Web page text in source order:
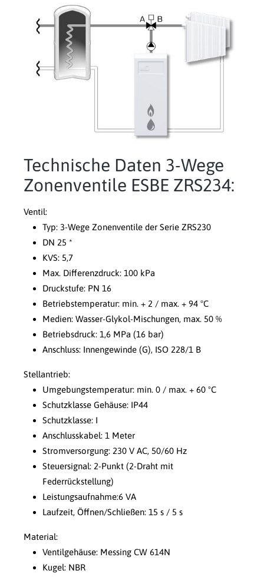
Technische Daten 3-Wege
Zonenventile ESBE ZRS234:
Ventil:
Typ: 3-Wege Zonenventile der Serie ZRS230
DN 25 *
KVS: 5,7
Max. Differenzdruck: 100 kPa
Druckstufe: PN 16
Betriebstemperatur: min. + 2 / max. + 94 °C
Medien: Wasser-Glykol-Mischungen, max. 50 %
Betriebsdruck: 1,6 MPa (16 bar)
Anschluss: Innengewinde (G), ISO 228/1 B
Stellantrieb:
Umgebungstemperatur: min. 0 / max. + 60 ºC
Schutzklasse Gehäuse: IP44
Schutzklasse: I
Anschlusskabel: 1 Meter
Stromversorgung: 230 V AC, 50/60 Hz
Steuersignal: 2-Punkt (2-Draht mit
Federrückstellung)
Leistungsaufnahme:6 VA
Laufzeit, Öffnen/Schließen: 15 s / 5 s
Material:
Ventilgehäuse: Messing CW 614N
Kugel: NBR